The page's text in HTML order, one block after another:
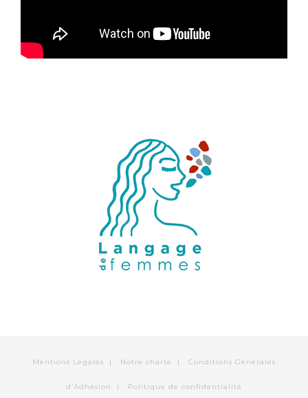
Mentions Légales | Notre charte | Conditions Générales
d’Adhésion | Politique de confidentialité